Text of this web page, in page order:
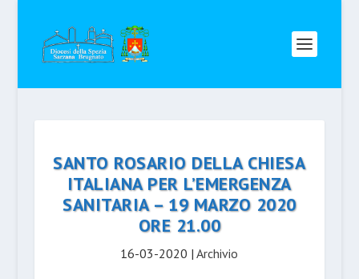
SANTO ROSARIO DELLA CHIESA
ITALIANA PER L’EMERGENZA
SANITARIA – 19 MARZO 2020
ORE 21.00
16-03-2020 |Archivio